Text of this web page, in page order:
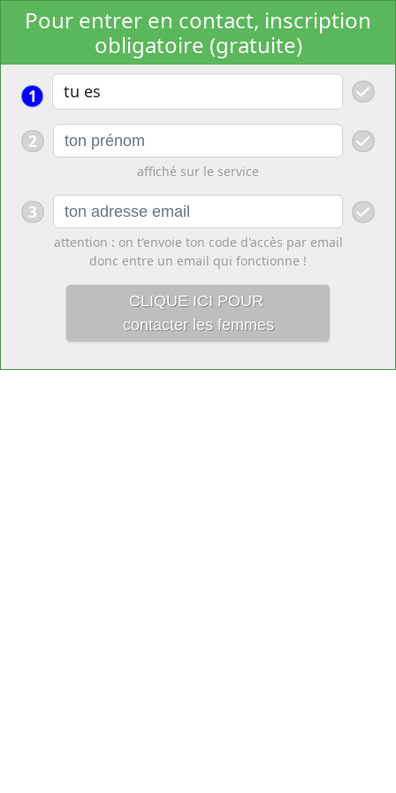
Pour entrer en contact, inscription
obligatoire (gratuite)
1
2
affiché sur le service
3
attention : on t'envoie ton code d'accès par email
donc entre un email qui fonctionne !
CLIQUE ICI POUR
contacter les femmes